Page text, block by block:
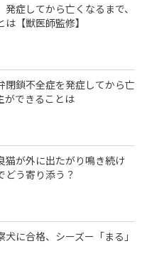
症してから亡くなるまで、
【獣医師監修】
鎖不全症を発症してから亡
ができることは
猫が外に出たがり鳴き続け
う寄り添う？
に合格、シーズー「まる」